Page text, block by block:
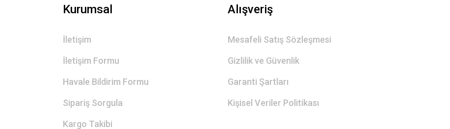
Kurumsal
İletişim
İletişim Formu
Havale Bildirim Formu
Sipariş Sorgula
Kargo Takibi
Alışveriş
Mesafeli Satış Sözleşmesi
Gizlilik ve Güvenlik
Garanti Şartları
Kişisel Veriler Politikası